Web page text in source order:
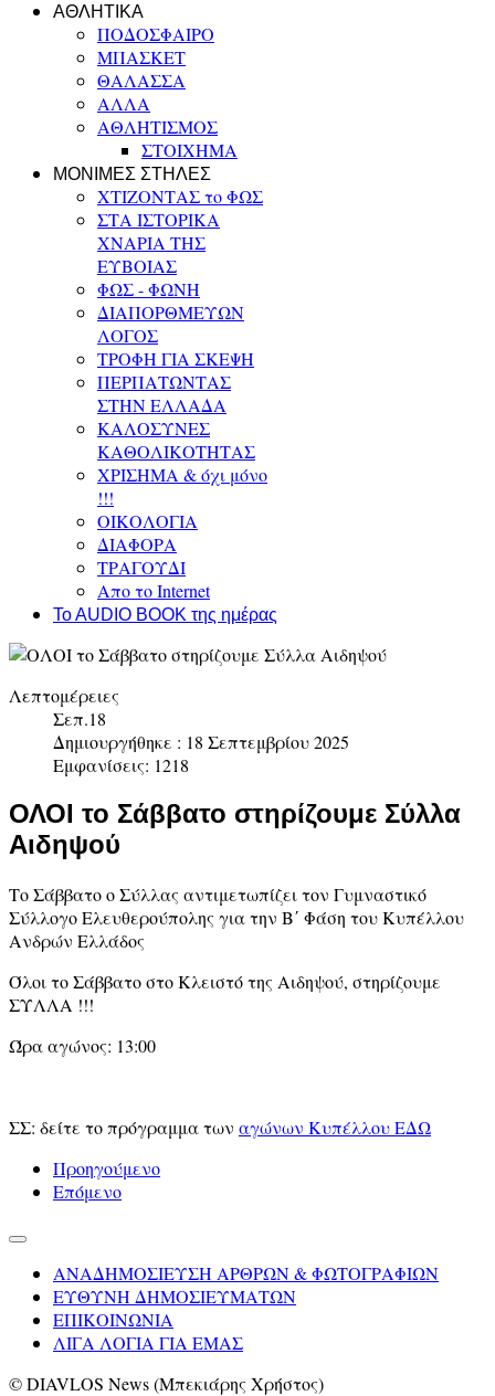
ΑΘΛΗΤΙΚΑ
ΠΟΔΟΣΦΑΙΡΟ
ΜΠΑΣΚΕΤ
ΘΑΛΑΣΣΑ
ΑΛΛΑ
ΑΘΛΗΤΙΣΜΟΣ
ΣΤΟΙΧΗΜΑ
ΜΟΝΙΜΕΣ ΣΤΗΛΕΣ
ΧΤΙΖΟΝΤΑΣ το ΦΩΣ
ΣΤΑ ΙΣΤΟΡΙΚΑ
ΧΝΑΡΙΑ ΤΗΣ
ΕΥΒΟΙΑΣ
ΦΩΣ - ΦΩΝΗ
ΔΙΑΠΟΡΘΜΕΥΩΝ
ΛΟΓΟΣ
ΤΡΟΦΗ ΓΙΑ ΣΚΕΨΗ
ΠΕΡΠΑΤΩΝΤΑΣ
ΣΤΗΝ ΕΛΛΑΔΑ
ΚΑΛΟΣΥΝΕΣ
ΚΑΘΟΛΙΚΟΤΗΤΑΣ
ΧΡΙΣΗΜΑ & όχι μόνο
!!!
ΟΙΚΟΛΟΓΙΑ
ΔΙΑΦΟΡΑ
ΤΡΑΓΟΥΔΙ
Απο το Internet
To AUDIO BOOK της ημέρας
Λεπτομέρειες
Σεπ.18
Δημιουργήθηκε : 18 Σεπτεμβρίου 2025
Εμφανίσεις: 1218
ΟΛΟΙ το Σάββατο στηρίζουμε Σύλλα
Αιδηψού
Το Σάββατο ο Σύλλας αντιμετωπίζει τον Γυμναστικό
Σύλλογο Ελευθερούπολης για την Β΄ Φάση του Κυπέλλου
Ανδρών Ελλάδος
Όλοι το Σάββατο στο Κλειστό της Αιδηψού, στηρίζουμε
ΣΥΛΛΑ !!!
Ώρα αγώνος: 13:00
ΣΣ: δείτε το πρόγραμμα των αγώνων Κυπέλλου ΕΔΩ
Προηγούμενο
Επόμενο
ΑΝΑΔΗΜΟΣΙΕΥΣΗ ΑΡΘΡΩΝ & ΦΩΤΟΓΡΑΦΙΩΝ
ΕΥΘΥΝΗ ΔΗΜΟΣΙΕΥΜΑΤΩΝ
ΕΠΙΚΟΙΝΩΝΙΑ
ΛΙΓΑ ΛΟΓΙΑ ΓΙΑ ΕΜΑΣ
© DIAVLOS News (Μπεκιάρης Χρήστος)